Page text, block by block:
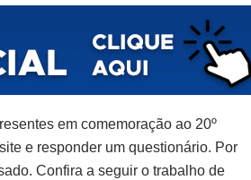
em comemoração ao 20º
e responder um questionário. Por
Confira a seguir o trabalho de